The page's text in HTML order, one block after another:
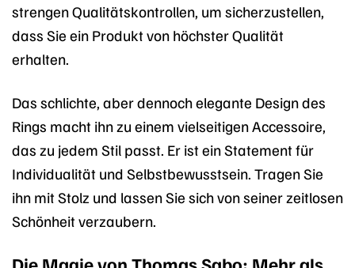
strengen Qualitätskontrollen, um sicherzustellen,
dass Sie ein Produkt von höchster Qualität
erhalten.
Das schlichte, aber dennoch elegante Design des
Rings macht ihn zu einem vielseitigen Accessoire,
das zu jedem Stil passt. Er ist ein Statement für
Individualität und Selbstbewusstsein. Tragen Sie
ihn mit Stolz und lassen Sie sich von seiner zeitlosen
Schönheit verzaubern.